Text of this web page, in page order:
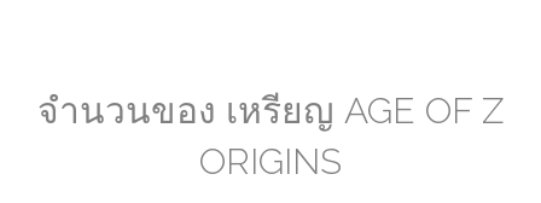
จำนวนของ เหรียญ AGE OF Z
ORIGINS